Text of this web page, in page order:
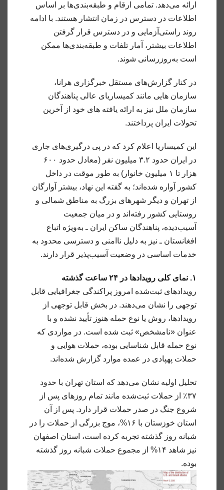
ارائه می‌دهد. تمامی ارقام و طبقه‌بندی‌ها بر اساس
اطلاعات در دسترس در زمان انتشار هستند. با ادامه
روند راستی‌آزمایی و در دسترس قرار گرفتن
اطلاعات بیشتر، آمار تلفات و طبقه‌بندی‌ها ممکن
است به‌روزرسانی شوند.
در کنار گزارش‌های مستقل خبرگزاری هرانا،
سازمان هایی مانند کمیساریای عالی پناهندگان
سازمان ملل نیز به ارائه یافته های خود از آخرین
تحولات ایران پرداختند.
این کمیساریا اعلام کرد که در پی درگیری‌های جاری
در ایران حدود ۳.۲ میلیون نفر (معادل حدود ۶۰۰
هزار تا ۱ میلیون خانوار) به طور موقت در داخل
کشور آواره شده‌اند؛ به گفته این نهاد، بیشتر آوارگان
از تهران و دیگر شهرهای بزرگ به مناطق شمالی و
روستایی کشور رفته‌اند و در میان جمعیت
آسیب‌دیده، پناهندگان ساکن ایران ـ به‌ویژه اتباع
افغانستان ـ نیز به دلیل ناامنی و دسترسی محدود به
خدمات اساسی در وضعیت آسیب‌پذیر قرار دارند.
۱. نمای کلی رویدادها در ۲۴ ساعت گذشته
رویدادهای ثبت‌شده امروز پراکندگی جغرافیایی قابل
توجهی را نشان می‌دهند. در بخش قابل توجهی از
رویدادها، روش یا نوع حمله هنوز تأیید نشده و با
عنوان «نامشخص» ثبت شده است. در مواردی که
نوع حمله قابل شناسایی بوده، حملات هوایی و
حملات پهپادی در عمده موارد گزارش شده‌اند.
تحلیل اولیه نشان می‌دهد که استان تهران با حدود
۳۷٪ از حملات ثبت‌شده مانند تمام روزهای پس از
شروع جنگ در صدر حملات قرار دارد. پس از آن
استان‌ خوزستان با ۱۶%، موج بزرگی از حملات را در
شبانه روز گذشته تجربه کرده است، استان اصفهان
نیز شاهد ۱۴% از مجموع حملات شبانه روز گذشته
بوده.